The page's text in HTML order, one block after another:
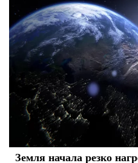
Земля начала резко